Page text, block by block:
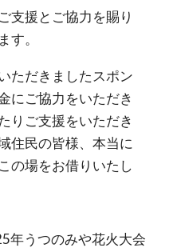
支援とご協力を賜り
す。
ただきましたスポン
にご協力をいただき
りご支援をいただき
住民の皆様、本当に
の場をお借りいたし
年うつのみや花火大会